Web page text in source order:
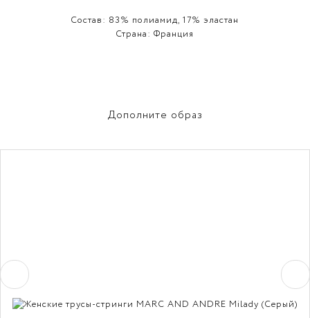
Состав: 83% полиамид, 17% эластан
Страна:Франция
Дополните образ